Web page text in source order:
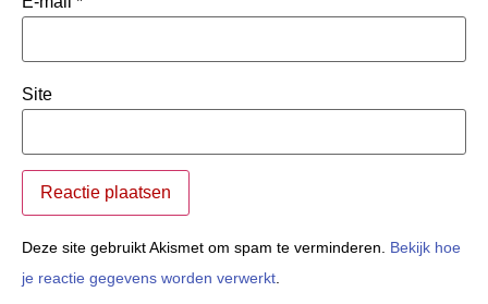
Site
Deze site gebruikt Akismet om spam te verminderen. Bekijk hoe
je reactie gegevens worden verwerkt